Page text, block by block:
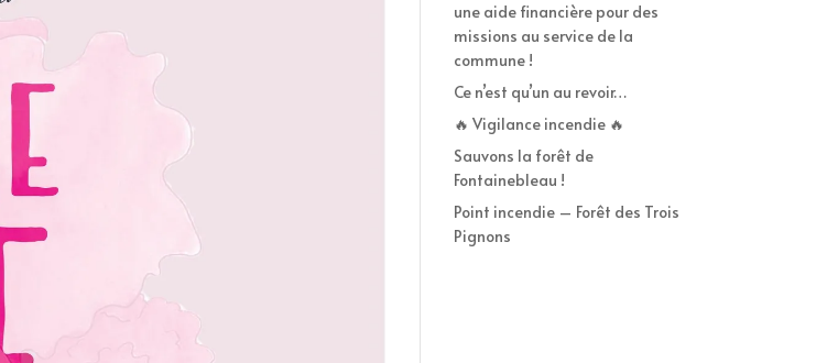
une aide financière pour des
missions au service de la
commune !
Ce n’est qu’un au revoir…
🔥 Vigilance incendie 🔥
Sauvons la forêt de
Fontainebleau !
Point incendie – Forêt des Trois
Pignons